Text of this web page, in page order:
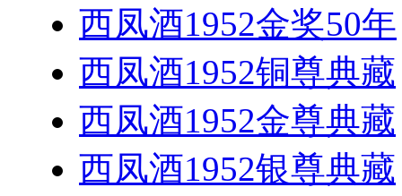
西凤酒1952金奖50年
西凤酒1952铜尊典藏
西凤酒1952金尊典藏
西凤酒1952银尊典藏